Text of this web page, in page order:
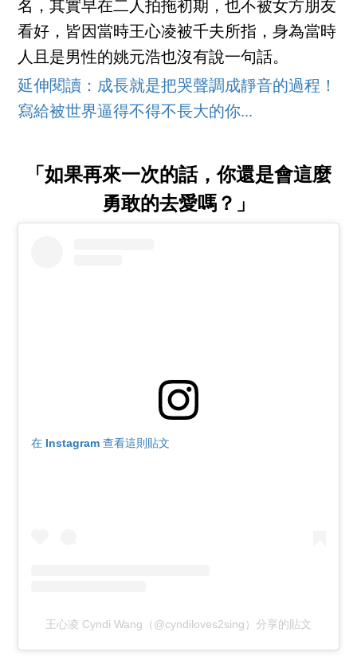
名，其實早在二人拍拖初期，也不被女方朋友
看好，皆因當時王心凌被千夫所指，身為當時
人且是男性的姚元浩也沒有說一句話。
延伸閱讀：成長就是把哭聲調成靜音的過程！
寫給被世界逼得不得不長大的你...
「如果再來一次的話，你還是會這麼
勇敢的去愛嗎？」
在 Instagram 查看這則貼文
王心凌 Cyndi Wang（@cyndiloves2sing）分享的貼文